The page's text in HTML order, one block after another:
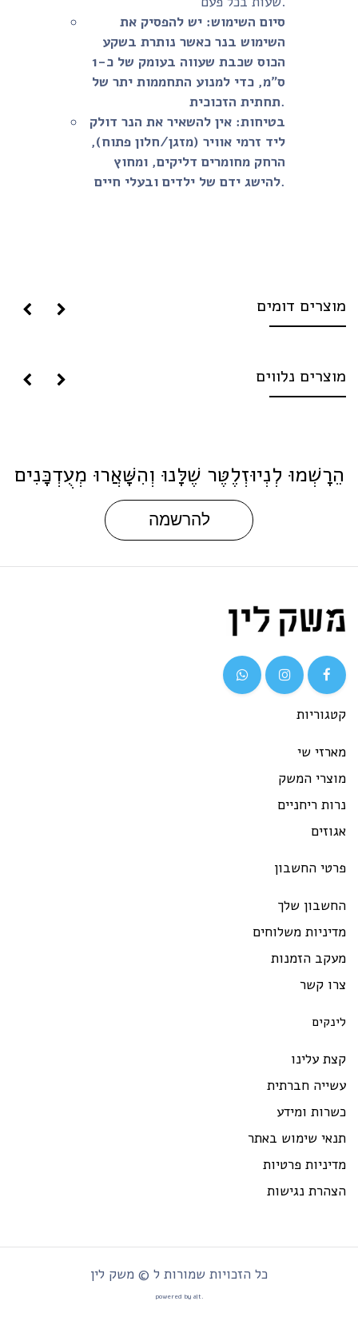
סיום השימוש: יש להפסיק את
השימוש בנר כאשר נותרת בשקע
הכוס שכבת שעווה בעומק של כ-1
ס"מ, כדי למנוע התחממות יתר של
בטיחות:אין להשאיר את הנר דולק
ליד זרמי אוויר (מזגן/חלון פתוח),
הרחק מחומרים דליקים, ומחוץ
דומים
נלווים
לְנְיוּזְלֶטֶּר שֶׁלָּנוּ וְהִשָּׁאֲרוּ מְעֻדְכָּנִים
להרשמה
שי
המשק
ריחניים
החשבון
שלך
משלוחים
הזמנות
קשר
עלינו
חברתית
ומידע
שימוש באתר
פרטיות
נגישות
כל הזכויות שמורות ל © משק לין